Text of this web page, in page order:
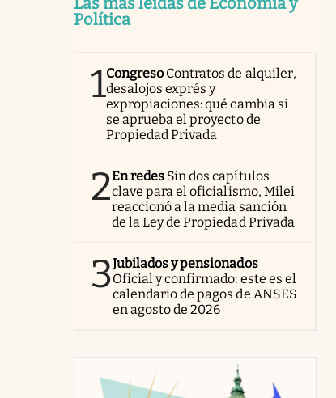
Política
1Congreso Contratos de alquiler,
desalojos exprés y
expropiaciones: qué cambia si
se aprueba el proyecto de
Propiedad Privada
2En redes Sin dos capítulos
clave para el oficialismo, Milei
reaccionó a la media sanción
de la Ley de Propiedad Privada
3Jubilados y pensionados
Oficial y confirmado: este es el
calendario de pagos de ANSES
en agosto de 2026